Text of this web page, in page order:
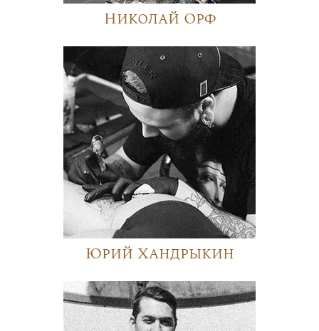
Николай Орф
Юрий Хандрыкин